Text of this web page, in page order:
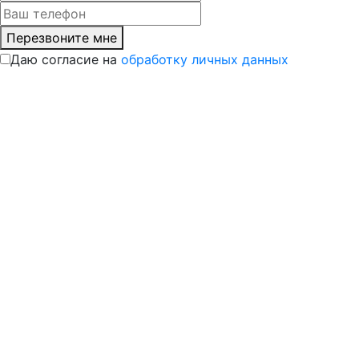
Перезвоните мне
Даю согласие на обработку личных данных